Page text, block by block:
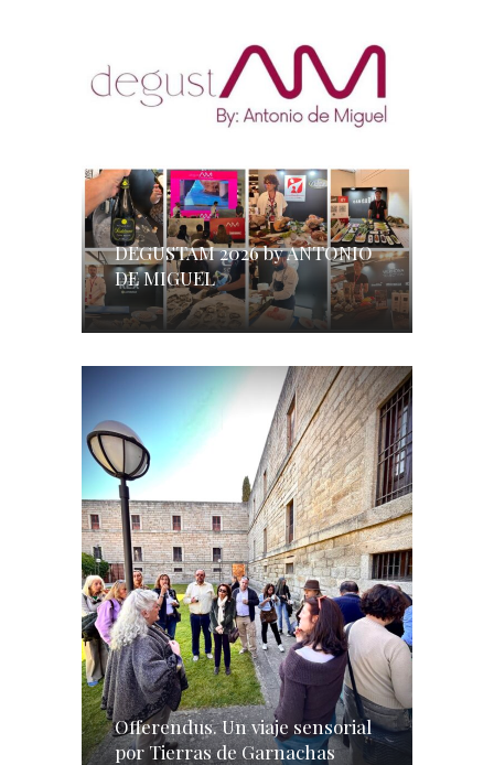
DEGUSTAM 2026 by ANTONIO
DE MIGUEL
Offerendus. Un viaje sensorial
por Tierras de Garnachas